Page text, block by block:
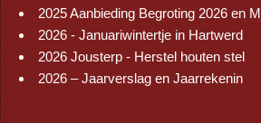
2025 Aanbieding Begroting 2026 en M
2026 - Januariwintertje in Hartwerd
2026 Jousterp - Herstel houten stel
2026 – Jaarverslag en Jaarrekenin